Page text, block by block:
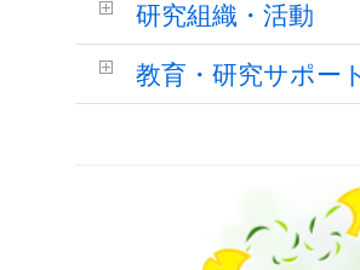
研究組織・活動
教育・研究サポー